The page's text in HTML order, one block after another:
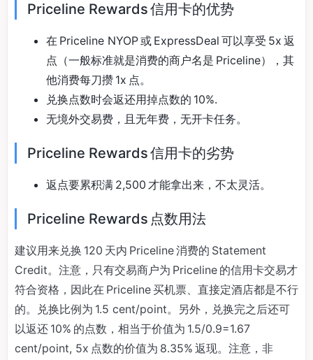
Priceline Rewards 信用卡的优势
在 Priceline NYOP 或 ExpressDeal 可以享受 5x 返
点（一般标准就是消费的商户名是 Priceline），其
他消费每刀攒 1x 点。
兑换点数时会返还用掉点数的 10%.
无境外交易费，且无年费，无开卡任务。
Priceline Rewards 信用卡的劣势
返点要累积满 2,500 才能拿出来，不太灵活。
Priceline Rewards 点数用法
建议用来兑换 120 天内 Priceline 消费的 Statement
Credit。注意，只有交易商户为 Priceline 的信用卡交易才
符合资格，因此在 Priceline 买机票、直接定酒店都是不行
的。兑换比例为 1.5 cent/point。另外，兑换完之后还可
以返还 10% 的点数，相当于价值为 1.5/0.9=1.67
cent/point, 5x 点数的价值为 8.35% 返现。注意，非